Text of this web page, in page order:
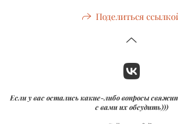
Поделиться
Если у вас остались какие-либо вопросы
с вами их обсудить)))